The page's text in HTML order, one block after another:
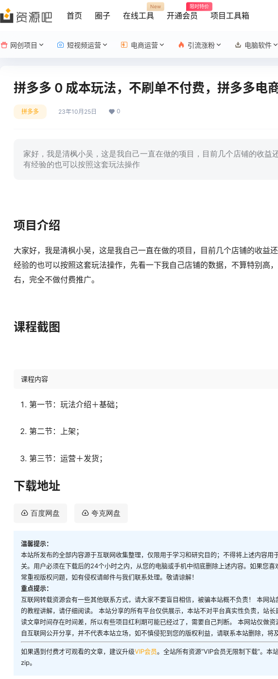
首页 圈子 在线工具
New
开通会员
限时特价
项目工具箱
网创项目 短视频运营 电商运营 引流涨粉 电脑软件
拼多多 0 成本玩法，不刷单不付费，拼多多电
拼多多 23年10月25日 0
家好，我是清枫小吴，这是我自己一直在做的项目，目前几个店铺的收益
有经验的也可以按照这套玩法操作
项目介绍
大家好，我是清枫小吴，这是我自己一直在做的项目，目前几个店铺的收益
经验的也可以按照这套玩法操作，先看一下我自己店铺的数据，不算特别高
右，完全不做付费推广。
课程截图
课程内容
第一节：玩法介绍＋基础；
第二节：上架；
第三节：运营＋发货；
下载地址
百度网盘 夸克网盘
温馨提示：
本站所发布的全部内容源于互联网收集整理，仅限用于学习和研究目的；不得将上述内容
关。用户必须在下载后的24个小时之内，从您的电脑或手机中彻底删除上述内容。如果您
常重视版权问题，如有侵权请邮件与我们联系处理。敬请谅解！
重点提示：
互联网转载资源会有一些其他联系方式，请大家不要盲目相信，被骗本站概不负责！ 本网
的教程讲解，请仔细阅读。 本站分享的所有平台仅供展示，本站不对平台真实性负责，站
读文章时间存在时间差，所以有些项目红利期可能已经过了，需要自己判断。 本网站仅做
自互联网公开分享，并不代表本站立场，如不慎侵犯到您的版权利益，请联系本站删除，将
如果遇到付费才可观看的文章，建议升级VIP会员。全站所有资源“VIP会员无限制下载”。
zip。